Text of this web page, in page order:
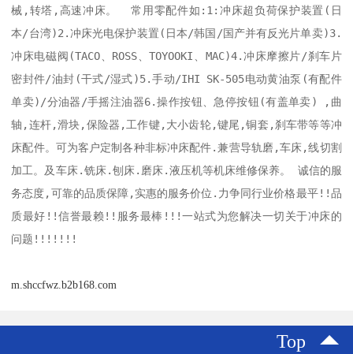
械,转塔,高速冲床。  常用零配件如:1:冲床超负荷保护装置(日
本/台湾)2.冲床光电保护装置(日本/韩国/国产并有反光片单卖)3.
冲床电磁阀(TACO、ROSS、TOYOOKI、MAC)4.冲床摩擦片/刹车片
密封件/油封(干式/湿式)5.手动/IHI SK-505电动黄油泵(有配件
单卖)/分油器/手摇注油器6.操作按钮、急停按钮(有盖单卖) ,曲
轴,连杆,滑块,保险器,工作键,大小齿轮,键尾,铜套,刹车带等等冲
床配件。可为客户定制各种非标冲床配件.兼营导轨磨,车床,线切割
加工。及车床.铣床.刨床.磨床.液压机等机床维修保养。 诚信的服
务态度,可靠的品质保障,实惠的服务价位.力争同行业价格最平!!品
质最好!!信誉最赖!!服务最棒!!!一站式为您解决一切关于冲床的
问题!!!!!!!
m.shccfwz.b2b168.com
Top